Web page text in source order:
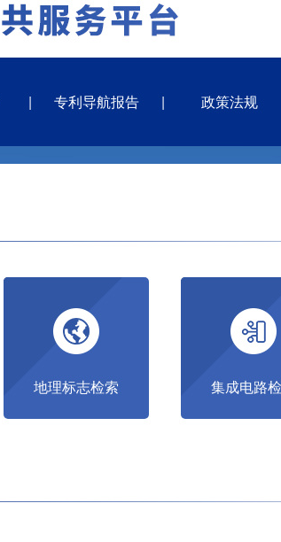
专利导航报告 政策法规
地理标志检索 集成电路